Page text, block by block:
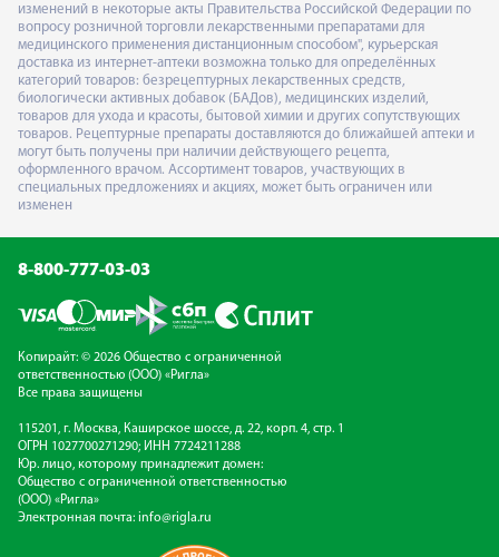
изменений в некоторые акты Правительства Российской Федерации по
вопросу розничной торговли лекарственными препаратами для
медицинского применения дистанционным способом", курьерская
доставка из интернет-аптеки возможна только для определённых
категорий товаров: безрецептурных лекарственных средств,
биологически активных добавок (БАДов), медицинских изделий,
товаров для ухода и красоты, бытовой химии и других сопутствующих
товаров. Рецептурные препараты доставляются до ближайшей аптеки и
могут быть получены при наличии действующего рецепта,
оформленного врачом. Ассортимент товаров, участвующих в
специальных предложениях и акциях, может быть ограничен или
изменен
8-800-777-03-03
Копирайт: © 2026 Общество с ограниченной
ответственностью (ООО) «Ригла»
Все права защищены
115201, г. Москва, Каширское шоссе, д. 22, корп. 4, стр. 1
ОГРН 1027700271290; ИНН 7724211288
Юр. лицо, которому принадлежит домен:
Общество с ограниченной ответственностью
(ООО) «Ригла»
Электронная почта: info@rigla.ru